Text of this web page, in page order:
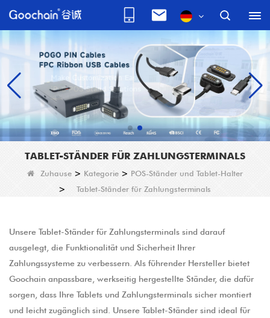
TABLET-STÄNDER FÜR ZAHLUNGSTERMINALS
Zuhause > Kategorie > POS-Ständer und Tablet-Halter
>
Tablet-Ständer für Zahlungsterminals
Unsere Tablet-Ständer für Zahlungsterminals sind darauf
ausgelegt, die Funktionalität und Sicherheit Ihrer
Zahlungssysteme zu verbessern. Als führender Hersteller bietet
Goochain anpassbare, werkseitig hergestellte Ständer, die dafür
sorgen, dass Ihre Tablets und Zahlungsterminals sicher montiert
und leicht zugänglich sind. Unsere Tablet-Ständer sind ideal für